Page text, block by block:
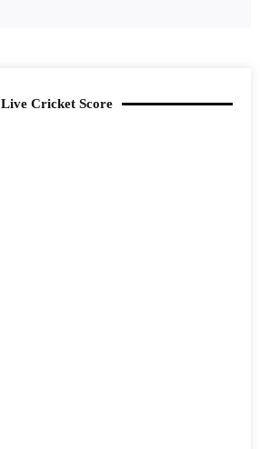
Live Cricket Score